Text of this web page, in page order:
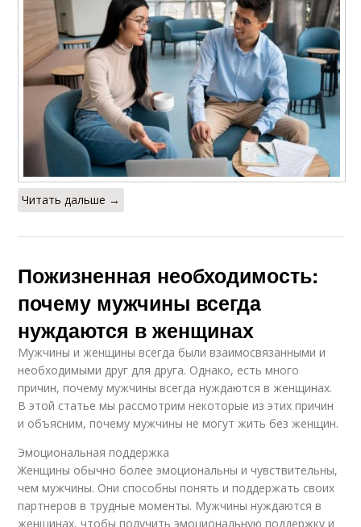
Читать дальше →
Пожизненная необходимость:
почему мужчины всегда
нуждаются в женщинах
Мужчины и женщины всегда были взаимосвязанными и
необходимыми друг для друга. Однако, есть много
причин, почему мужчины всегда нуждаются в женщинах.
В этой статье мы рассмотрим некоторые из этих причин
и объясним, почему мужчины не могут жить без женщин.
Эмоциональная поддержка
Женщины обычно более эмоциональны и чувствительны,
чем мужчины. Они способны понять и поддержать своих
партнеров в трудные моменты. Мужчины нуждаются в
женщинах, чтобы получить эмоциональную поддержку и